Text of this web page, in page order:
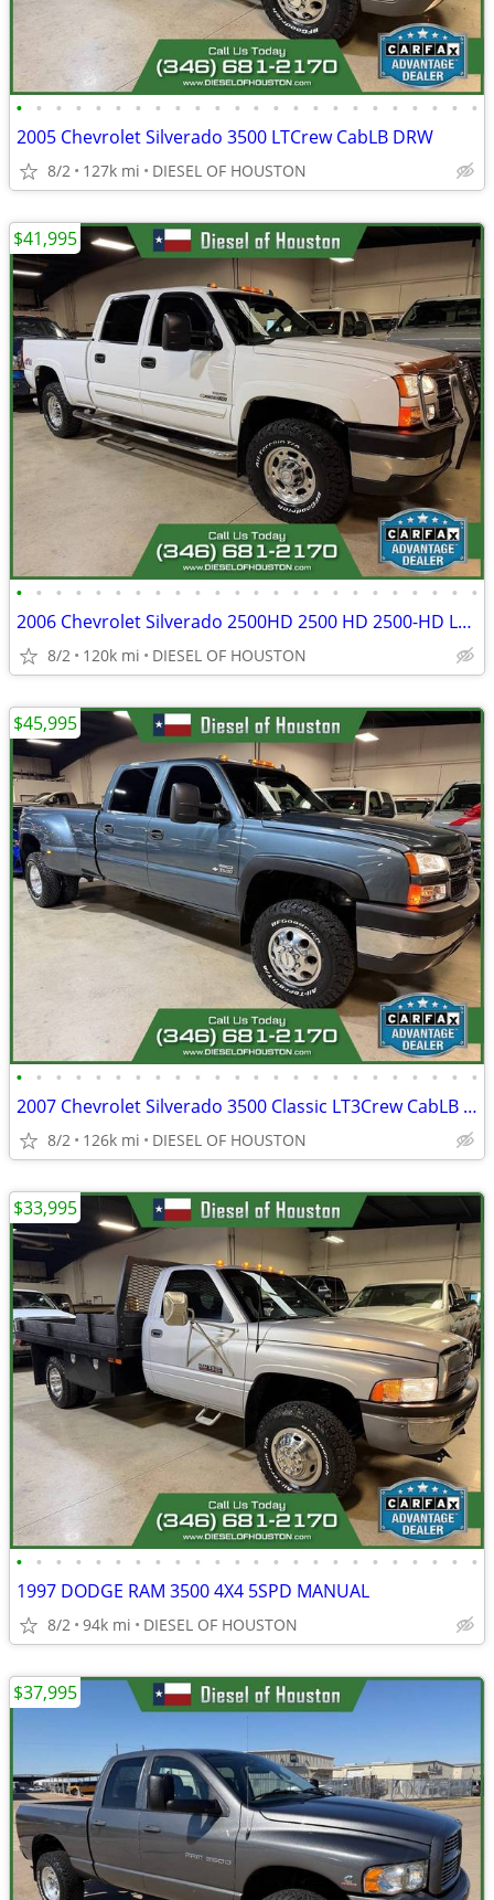
• • • • • • • • • • • • • • • • • • • • • • • •
2005 Chevrolet Silverado 3500 LTCrew CabLB DRW
8/2 127k mi DIESEL OF HOUSTON
• • • • • • • • • • • • • • • • • • • • • • • •
2006 Chevrolet Silverado 2500HD 2500 HD 2500-HD LT3Crew CabSB
8/2 120k mi DIESEL OF HOUSTON
$41,995
• • • • • • • • • • • • • • • • • • • • • • • •
2007 Chevrolet Silverado 3500 Classic LT3Crew CabLB DRW
8/2 126k mi DIESEL OF HOUSTON
$45,995
• • • • • • • • • • • • • • • • • • • • • • • •
1997 DODGE RAM 3500 4X4 5SPD MANUAL
8/2 94k mi DIESEL OF HOUSTON
$33,995
$37,995